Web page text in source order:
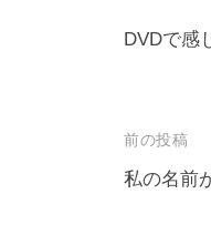
DVDで感
前の投稿
私の名前